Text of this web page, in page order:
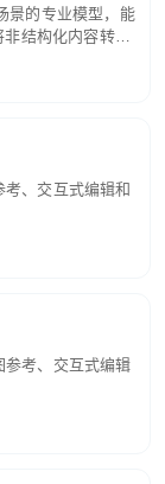
景的专业模型，能
结构化内容转换
、交互式编辑和
考、交互式编辑